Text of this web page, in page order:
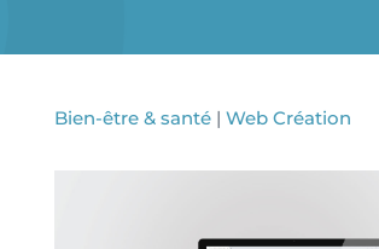
Bien-être & santé| Web Création